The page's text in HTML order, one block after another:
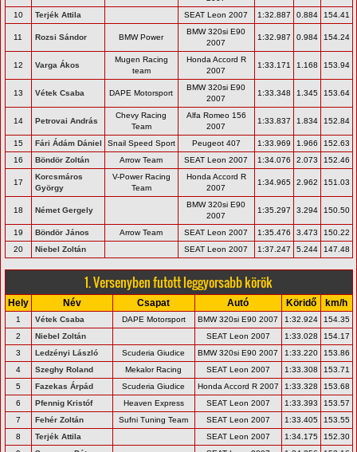
10
Terjék Attila SEAT Leon 2007 1:32.887 0.884 154.41
11 Rozsi Sándor BMW Power
BMW 320si E90
2007
1:32.987 0.984 154.24
12 Varga Ákos
Mugen Racing
team
Honda Accord R
2007
1:33.171 1.168 153.94
13 Vétek Csaba DAPE Motorsport
BMW 320si E90
2007
1:33.348 1.345 153.64
14 Petrovai András
Chevy Racing
Team
Alfa Romeo 156
2007
1:33.837 1.834 152.84
15 Fári Ádám Dániel Snail Speed Sport Peugeot 407 1:33.969 1.966
152.63
16
Böndör Zoltán Arrow Team SEAT Leon 2007 1:34.076 2.073 152.46
17
Korcsmáros
György
V-Power Racing
Team
Honda Accord R
2007
1:34.965 2.962 151.03
18 Német Gergely
BMW 320si E90
2007
1:35.297 3.294 150.50
19 Böndör János Arrow Team SEAT Leon 2007 1:35.476 3.473
150.22
20
Niebel Zoltán SEAT Leon 2007 1:37.247 5.244 147.48
1. Versenyben futott leggyorsabb körök
Hely Név Csapat Autó Köridő km/h
1 Vétek Csaba DAPE Motorsport BMW 320si E90 2007 1:32.924
154.35
2
Niebel Zoltán SEAT Leon 2007 1:33.028
154.17
3
Ledzényi László Scuderia Giudice BMW 320si E90 2007 1:33.220
153.86
4
Szeghy Roland Mekalor Racing SEAT Leon 2007 1:33.308
153.71
5
Fazekas Árpád Scuderia Giudice Honda Accord R 2007 1:33.328
153.68
6
Pfennig Kristóf Heaven Express SEAT Leon 2007 1:33.393
153.57
7
Fehér Zoltán Sufni Tuning Team SEAT Leon 2007 1:33.405
153.55
8
Terjék Attila SEAT Leon 2007 1:34.175
152.30